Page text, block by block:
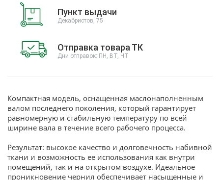
Пункт выдачи
Декабристов, 75
Отправка товара ТК
Дни отправок: ПН, ВТ, ЧТ
Компактная модель, оснащенная маслонаполненным
валом последнего поколения, который гарантирует
равномерную и стабильную температуру по всей
ширине вала в течение всего рабочего процесса.
Результат: высокое качество и долговечность набивной
ткани и возможность ее использования как внутри
помещений, так и на открытом воздухе. Идеальное
проникновение чернил обеспечивает насыщенные и